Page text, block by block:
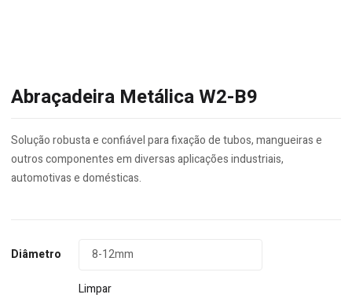
Abraçadeira Metálica W2-B9
Solução robusta e confiável para fixação de tubos, mangueiras e
outros componentes em diversas aplicações industriais,
automotivas e domésticas.
Diâmetro
Limpar